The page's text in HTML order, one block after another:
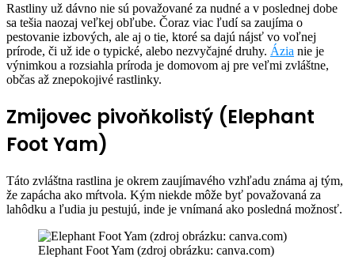
Rastliny už dávno nie sú považované za nudné a v poslednej dobe
sa tešia naozaj veľkej obľube. Čoraz viac ľudí sa zaujíma o
pestovanie izbových, ale aj o tie, ktoré sa dajú nájsť vo voľnej
prírode, či už ide o typické, alebo nezvyčajné druhy. Ázia nie je
výnimkou a rozsiahla príroda je domovom aj pre veľmi zvláštne,
občas až znepokojivé rastlinky.
Zmijovec pivoňkolistý (Elephant
Foot Yam)
Táto zvláštna rastlina je okrem zaujímavého vzhľadu známa aj tým,
že zapácha ako mŕtvola. Kým niekde môže byť považovaná za
lahôdku a ľudia ju pestujú, inde je vnímaná ako posledná možnosť.
Elephant Foot Yam (zdroj obrázku: canva.com)